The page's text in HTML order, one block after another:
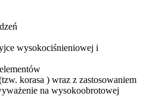
wysokociśnieniowej i
korasa ) wraz z zastosowaniem
na wysokoobrotowej